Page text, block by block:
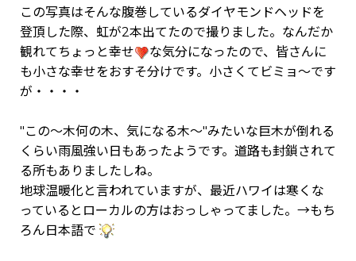
この写真はそんな腹巻しているダイヤモンドヘッドを
登頂した際、虹が2本出てたので撮りました。なんだか
観れてちょっと幸せ
な気分になったので、皆さんに
も小さな幸せをおすそ分けです。小さくてビミョ～です
が・・・・
"この～木何の木、気になる木～"みたいな巨木が倒れる
くらい雨風強い日もあったようです。道路も封鎖されて
る所もありましたしね。
地球温暖化と言われていますが、最近ハワイは寒くな
っているとローカルの方はおっしゃってました。→もち
ろん日本語で